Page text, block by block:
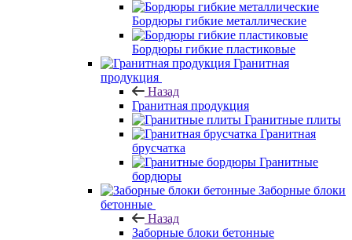
Бордюры гибкие металлические
Бордюры гибкие пластиковые
Гранитная
продукция
Назад
Гранитная продукция
Гранитные плиты
Гранитная
брусчатка
Гранитные
бордюры
Заборные блоки
бетонные
Назад
Заборные блоки бетонные